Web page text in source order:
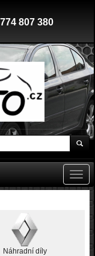
807 380
Náhradní díly